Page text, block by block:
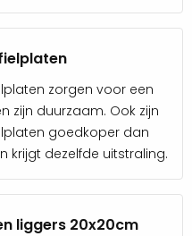
kozijn, beslag en
schuifwanden
tegels
zorgen voor een
zijn duurzaam. Ook zijn
goedkoper dan
krijgt dezelfde uitstraling.
liggers 20x20cm